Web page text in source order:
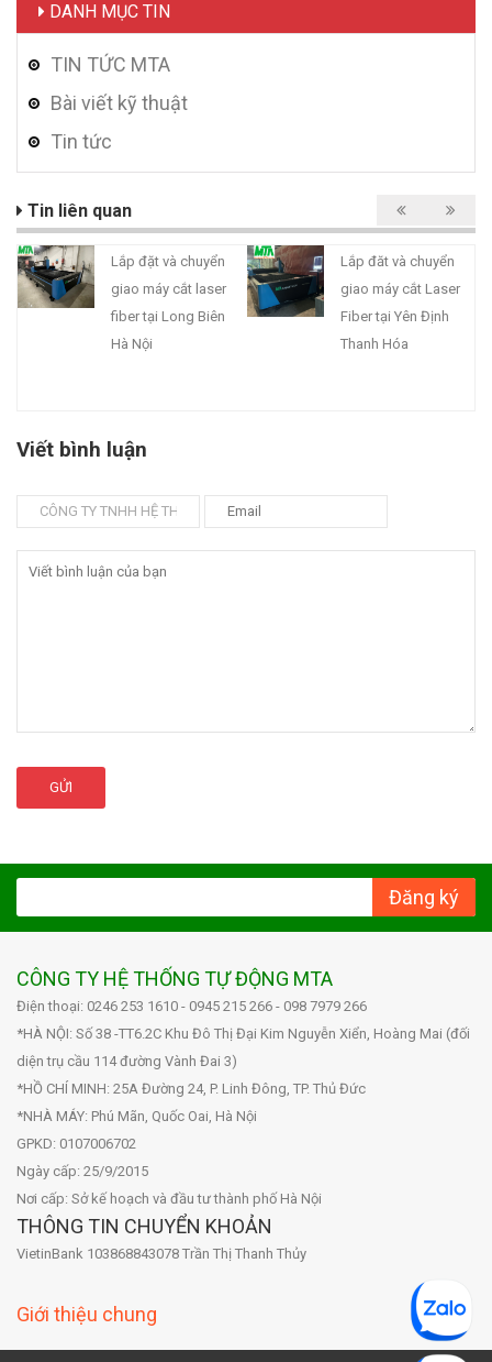
DANH MỤC TIN
TIN TỨC MTA
Bài viết kỹ thuật
Tin tức
Tin liên quan
Lắp đặt và chuyển
giao máy cắt laser
fiber tại Long Biên
Hà Nội
Lắp đăt và chuyển
giao máy cắt Laser
Fiber tại Yên Định
Thanh Hóa
Viết bình luận
GỬI
Đăng ký
CÔNG TY HỆ THỐNG TỰ ĐỘNG MTA
Điện thoại: 0246 253 1610 - 0945 215 266 - 098 7979 266
*HÀ NỘI: Số 38 -TT6.2C Khu Đô Thị Đại Kim Nguyễn Xiển, Hoàng Mai (đối
diện trụ cầu 114 đường Vành Đai 3)
*HỒ CHÍ MINH: 25A Đường 24, P. Linh Đông, TP. Thủ Đức
*NHÀ MÁY: Phú Mãn, Quốc Oai, Hà Nội
GPKD: 0107006702
Ngày cấp: 25/9/2015
Nơi cấp: Sở kế hoạch và đầu tư thành phố Hà Nội
THÔNG TIN CHUYỂN KHOẢN
VietinBank 103868843078 Trần Thị Thanh Thủy
Giới thiệu chung